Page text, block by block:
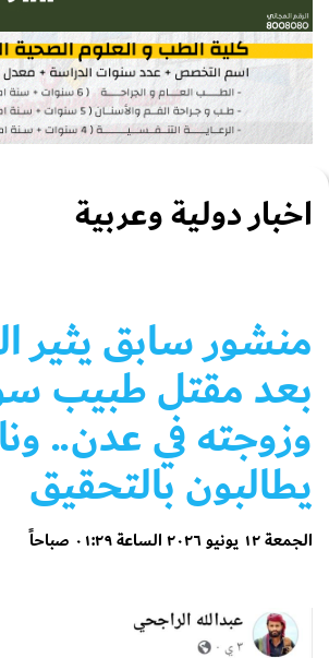
اخبار دولية وعربية
منشور سابق يثير
بعد مقتل طبيب
وزوجته في عدن..
يطالبون بالتحقيق
الجمعة ١٢ يونيو ٢٠٢٦ الساعة ٠١:٢٩ صباحاً